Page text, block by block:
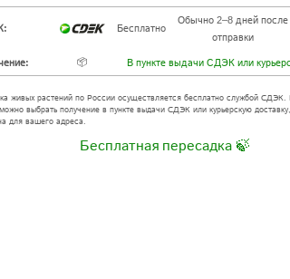
Бесплатно
Обычно 2–8 дней после
отправки
📦 В пункте выдачи СДЭК или
живых растений по России осуществляется бесплатно службой
выбрать получение в пункте выдачи СДЭК или курьерскую
для вашего адреса.
Бесплатная пересадка 🍃